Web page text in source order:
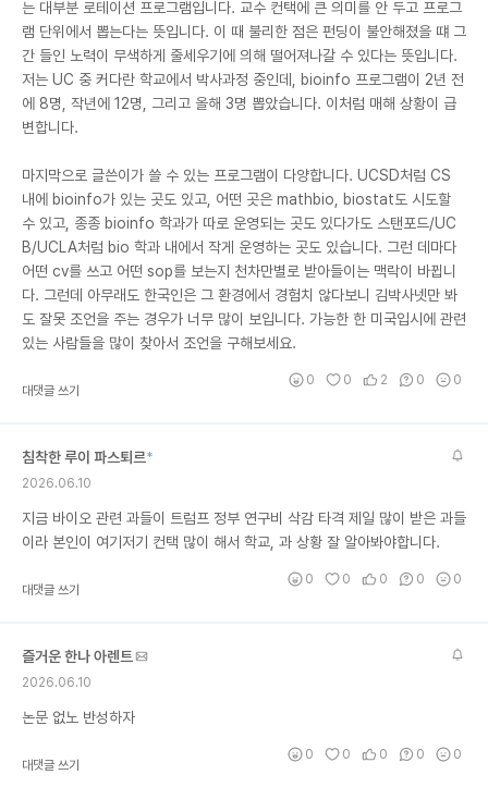
는 대부분 로테이션 프로그램입니다. 교수 컨택에 큰 의미를 안 두고 프로그
램 단위에서 뽑는다는 뜻입니다. 이 때 불리한 점은 펀딩이 불안해졌을 떄 그
간 들인 노력이 무색하게 줄세우기에 의해 떨어져나갈 수 있다는 뜻입니다.
저는 UC 중 커다란 학교에서 박사과정 중인데, bioinfo 프로그램이 2년 전
에 8명, 작년에 12명, 그리고 올해 3명 뽑았습니다. 이처럼 매해 상황이 급
변합니다.
마지막으로 글쓴이가 쓸 수 있는 프로그램이 다양합니다. UCSD처럼 CS
내에 bioinfo가 있는 곳도 있고, 어떤 곳은 mathbio, biostat도 시도할
수 있고, 종종 bioinfo 학과가 따로 운영되는 곳도 있다가도 스탠포드/UC
B/UCLA처럼 bio 학과 내에서 작게 운영하는 곳도 있습니다. 그런 데마다
어떤 cv를 쓰고 어떤 sop를 보는지 천차만별로 받아들이는 맥락이 바뀝니
다. 그런데 아무래도 한국인은 그 환경에서 경험치 않다보니 김박사넷만 봐
도 잘못 조언을 주는 경우가 너무 많이 보입니다. 가능한 한 미국입시에 관련
있는 사람들을 많이 찾아서 조언을 구해보세요.
대댓글 쓰기
0 0 2 0 0
침착한 루이 파스퇴르*
2026.06.10
지금 바이오 관련 과들이 트럼프 정부 연구비 삭감 타격 제일 많이 받은 과들
이라 본인이 여기저기 컨택 많이 해서 학교, 과 상황 잘 알아봐야합니다.
대댓글 쓰기
0 0 0 0 0
즐거운 한나 아렌트
2026.06.10
논문 없노 반성하자
대댓글 쓰기
0 0 0 0 0